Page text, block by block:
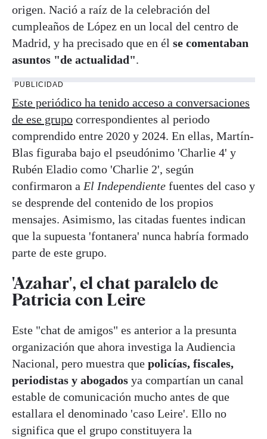
origen. Nació a raíz de la celebración del
cumpleaños de López en un local del centro de
Madrid, y ha precisado que en él se comentaban
asuntos "de actualidad".
PUBLICIDAD
Este periódico ha tenido acceso a conversaciones
de ese grupo correspondientes al periodo
comprendido entre 2020 y 2024. En ellas, Martín-
Blas figuraba bajo el pseudónimo 'Charlie 4' y
Rubén Eladio como 'Charlie 2', según
confirmaron a El Independiente fuentes del caso y
se desprende del contenido de los propios
mensajes. Asimismo, las citadas fuentes indican
que la supuesta 'fontanera' nunca habría formado
parte de este grupo.
'Azahar', el chat paralelo de
Patricia con Leire
Este "chat de amigos" es anterior a la presunta
organización que ahora investiga la Audiencia
Nacional, pero muestra que policías, fiscales,
periodistas y abogados ya compartían un canal
estable de comunicación mucho antes de que
estallara el denominado 'caso Leire'. Ello no
significa que el grupo constituyera la